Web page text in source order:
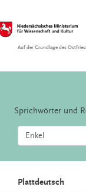
Auf der Grundlage des
Sprichwörter und
Plattdeutsch